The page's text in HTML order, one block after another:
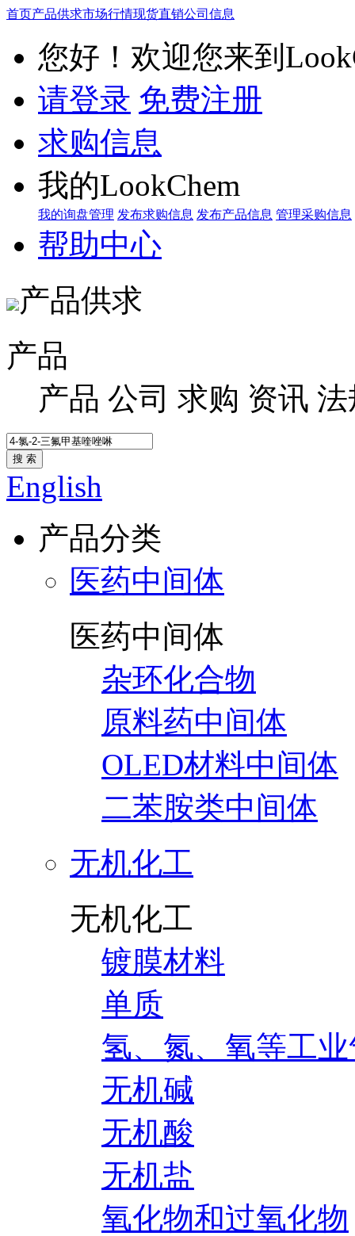
首页产品供求市场行情现货直销公司信息
您好！欢迎您来到
请登录 免费注册
求购信息
我的LookChem
我的询盘管理 发布求购信息 发布产品信息 管理采购信息
帮助中心
产品供求
产品
产品 公司 求购 资讯 法
搜 索
English
产品分类
医药中间体
医药中间体
杂环化合物
原料药中间体
OLED材料中间体
二苯胺类中间体
无机化工
无机化工
镀膜材料
单质
氢、氮、氧等工
无机碱
无机酸
无机盐
氧化物和过氧化物